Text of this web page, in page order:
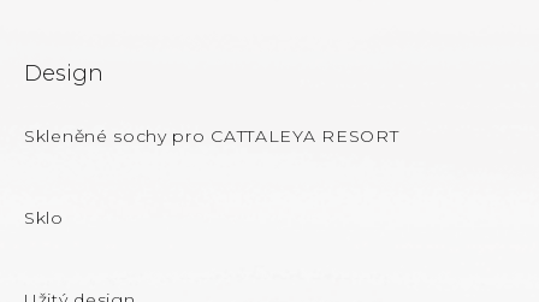
Design
Skleněné sochy pro CATTALEYA RESORT
Sklo